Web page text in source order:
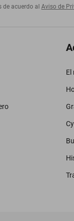
acuerdo al Aviso de
El